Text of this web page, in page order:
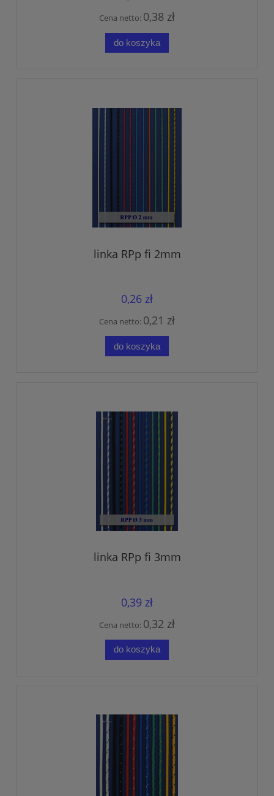
Cena netto: 0,38 zł
do koszyka
linka RPp fi 2mm
0,26 zł
Cena netto: 0,21 zł
do koszyka
linka RPp fi 3mm
0,39 zł
Cena netto: 0,32 zł
do koszyka